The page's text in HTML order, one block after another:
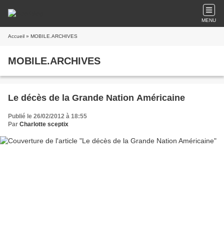
MENU
Accueil » MOBILE.ARCHIVES
MOBILE.ARCHIVES
Le décès de la Grande Nation Américaine
Publié le 26/02/2012 à 18:55
Par Charlotte sceptix